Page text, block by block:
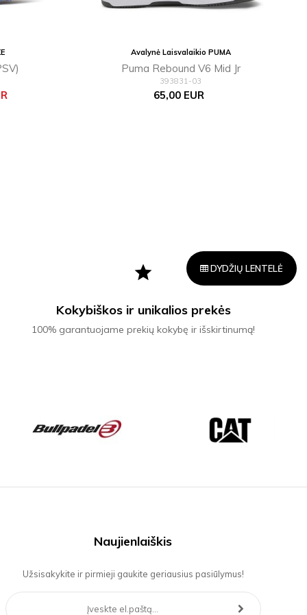
DYDŽIŲ LENTELĖ
Avalynė Laisvalaikio PUMA
Puma Rebound V6 Mid Jr
393831-03
Kaina
65,00 EUR
star
Kokybiškos ir unikalios prekės
100% garantuojame prekių kokybę ir išskirtinumą!
Naujienlaiškis
Užsisakykite ir pirmieji gaukite geriausius pasiūlymus!